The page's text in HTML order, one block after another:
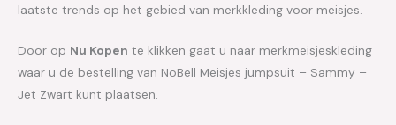
laatste trends op het gebied van merkkleding voor meisjes.
Door op Nu Kopen te klikken gaat u naar merkmeisjeskleding
waar u de bestelling van NoBell Meisjes jumpsuit – Sammy –
Jet Zwart kunt plaatsen.